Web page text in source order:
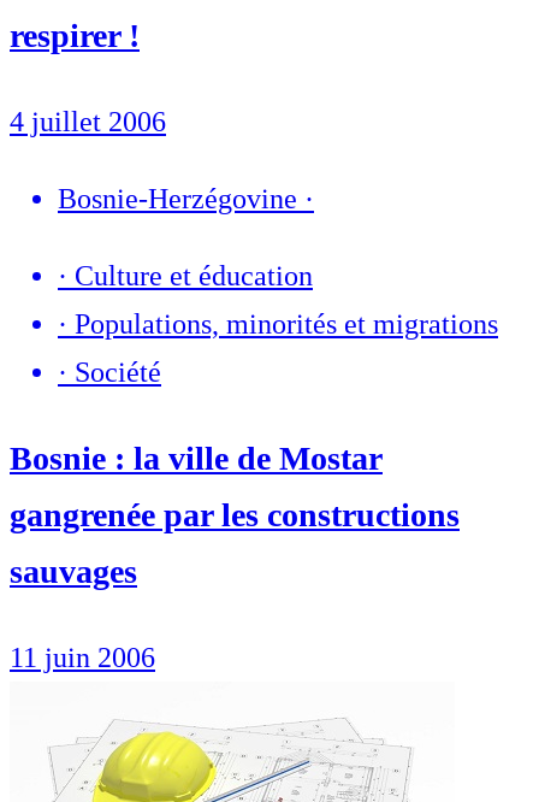
respirer !
4 juillet 2006
Bosnie-Herzégovine ·
· Culture et éducation
· Populations, minorités et migrations
· Société
Bosnie : la ville de Mostar
gangrenée par les constructions
sauvages
11 juin 2006